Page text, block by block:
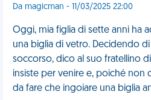
Da magicman - 11/03/2025 22:00
Oggi, mia figlia di sette anni ha
una biglia di vetro. Decidendo
soccorso, dico al suo fratellino
insiste per venire e, poiché non
da fare che ingoiare una biglia